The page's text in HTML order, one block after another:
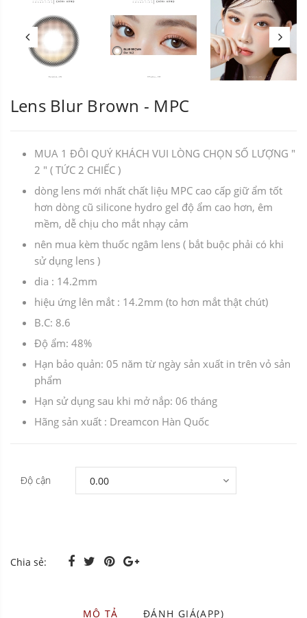
Lens Blur Brown - MPC
MUA 1 ĐÔI QUÝ KHÁCH VUI LÒNG CHỌN SỐ LƯỢNG "
2 " ( TỨC 2 CHIẾC )
dòng lens mới nhất chất liệu MPC cao cấp giữ ẩm tốt
hơn dòng cũ silicone hydro gel độ ẩm cao hơn, êm
mềm, dễ chịu cho mắt nhạy cảm
nên mua kèm thuốc ngâm lens ( bắt buộc phải có khi
sử dụng lens )
dia : 14.2mm
hiệu ứng lên mắt : 14.2mm (to hơn mắt thật chút)
B.C: 8.6
Độ ẩm: 48%
Hạn bảo quản: 05 năm từ ngày sản xuất in trên vỏ sản
phẩm
Hạn sử dụng sau khi mở nắp: 06 tháng
Hãng sản xuất : Dreamcon Hàn Quốc
Độ cận
Chia sẻ:
MÔ TẢ ĐÁNH GIÁ(APP)